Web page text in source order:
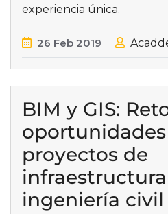
experiencia única.
26 Feb 2019
BIM y GIS:
proyectos de
ingeniería civil